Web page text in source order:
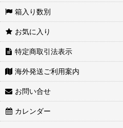
箱入り数別
お気に入り
特定商取引法表示
海外発送ご利用案内
お問い合せ
カレンダー